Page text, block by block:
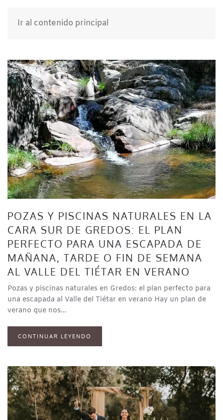
Ir al contenido principal
POZAS Y PISCINAS NATURALES EN LA
CARA SUR DE GREDOS: EL PLAN
PERFECTO PARA UNA ESCAPADA DE
MAÑANA, TARDE O FIN DE SEMANA
AL VALLE DEL TIÉTAR EN VERANO
Pozas y piscinas naturales en Gredos: el plan perfecto para
una escapada al Valle del Tiétar en verano Hay un plan de
verano que nos...
CONTINUAR LEYENDO